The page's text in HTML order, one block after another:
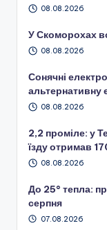
08.08.2026
У Скоморохах
08.08.2026
Сонячні
альтернативну
08.08.2026
2,2 проміле: у
їзду отримав
08.08.2026
До 25° тепла:
серпня
07.08.2026